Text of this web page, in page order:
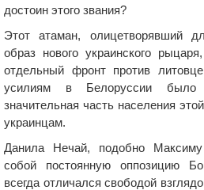
достоин этого звания?
Этот атаман, олицетворявший
образ нового украинского
отдельный фронт против
усилиям в Белоруссии было
значительная часть населения
украинцам.
Данила Нечай, подобно Максиму
собой постоянную оппозицию
всегда отличался свободой